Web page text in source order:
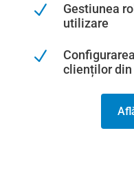
N
Gestiunea
utilizare
N
clienților din